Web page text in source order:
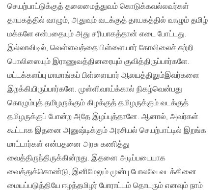
செயற்பாட்டுக்குத் தலைமைத்துவம் கொடுக்கவல்லவர்கள்
தாயகத்தில் வாழும், அதுவும் வடக்குத் தாயகத்தில் வாழும் தமிழ்
மக்களே என்பதையும் அது சரியாகத்தான் எடை போட்டது.
இல்லாவிடில், வெள்ளவத்தை பிள்ளையார் கோவிலைச் சுற்றி
பொலிஸையும் இராணுவத்தினரையும் குவித்திருப்பார்களே.
மட்டக்களப்பு மாமாங்கப் பிள்ளையார் ஆலயத்திலும்இவர்களை
இறக்கியிருப்பார்களே. முள்ளிவாய்க்கால் நிகழ்வென்பது
கொழும்புத் தமிழருக்கும் கிழக்குத் தமிழருக்கும் வடக்குத்
தமிழருக்குப் போன்ற அதே இழப்புத்தானே. ஆனால், அவர்கள்
கூட்டாக இதனை அனுஷ்டிக்கும் அரசியல் செயற்பாட்டில் இறங்க
மாட்டார்கள் என்பதனை அரசு கணித்து
வைத்திருந்திருக்கின்றது. இதனை அடிப்படையாக
வைத்துக்கொண்டு, இனிமேலும் முன்பு போலவே வடக்கினை
மையப்படுத்தியே ஈழத்தமிழர் போராட்டம் தொடரும் எனவும் நாம்